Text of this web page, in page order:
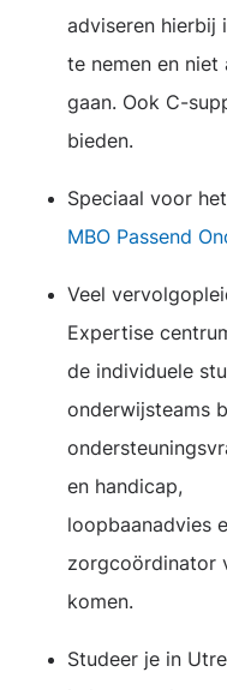
adviseren hierbij
te nemen en niet
gaan. Ook C-
bieden.
Speciaal voor
MBO Passend
Veel
Expertise
de individuele
onderwijsteams
en handicap,
loopbaanadvies
zorgcoördinator
komen.
Studeer je in